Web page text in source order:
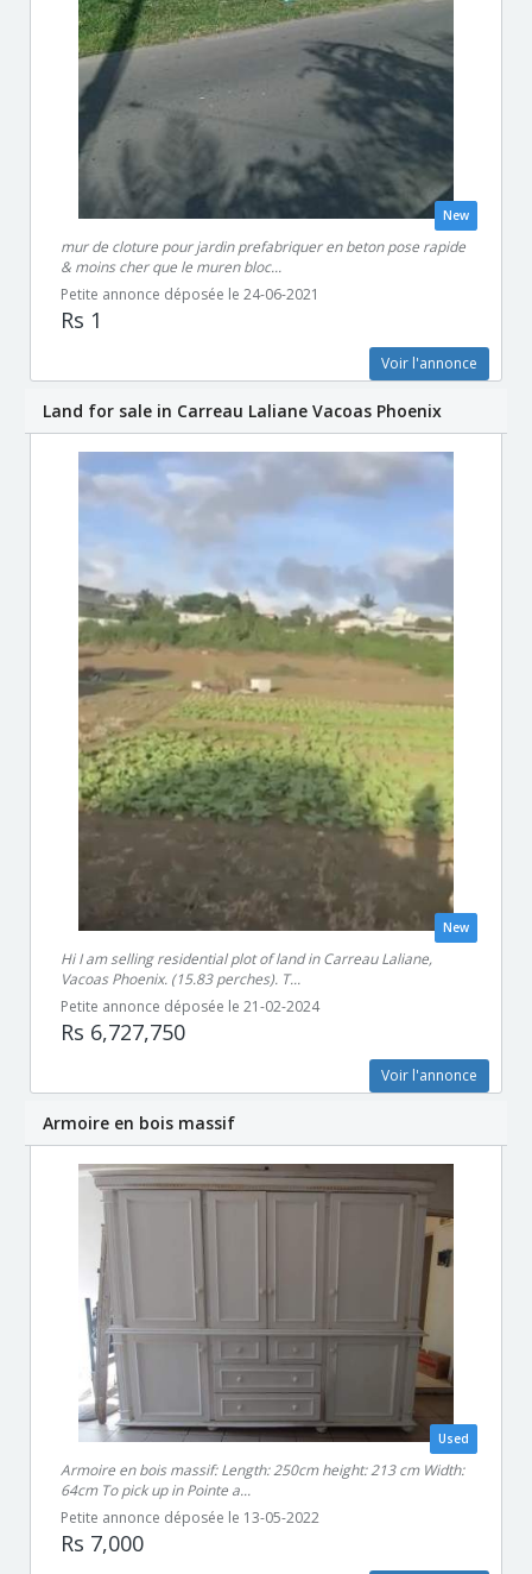
New
mur de cloture pour jardin prefabriquer en beton pose rapide
& moins cher que le muren bloc...
Petite annonce déposée le 24-06-2021
Rs 1
Voir l'annonce
Land for sale in Carreau Laliane Vacoas Phoenix
New
Hi I am selling residential plot of land in Carreau Laliane,
Vacoas Phoenix. (15.83 perches). T...
Petite annonce déposée le 21-02-2024
Rs 6,727,750
Voir l'annonce
Armoire en bois massif
Used
Armoire en bois massif: Length: 250cm height: 213 cm Width:
64cm To pick up in Pointe a...
Petite annonce déposée le 13-05-2022
Rs 7,000